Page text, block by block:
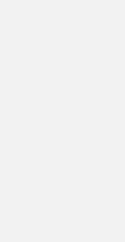
als
erreicht. Der
Gewinn von acht
Abschreibungen und